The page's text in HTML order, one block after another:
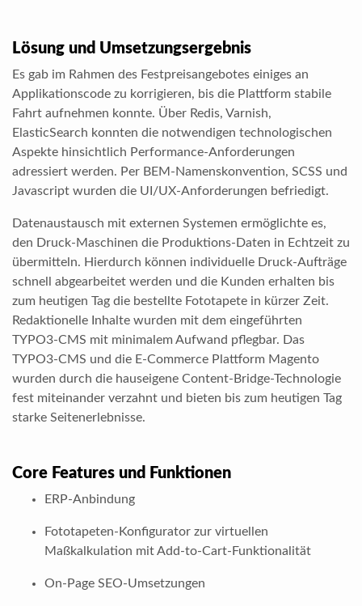
Lösung und Umsetzungsergebnis
Es gab im Rahmen des Festpreisangebotes einiges an
Applikationscode zu korrigieren, bis die Plattform stabile
Fahrt aufnehmen konnte. Über Redis, Varnish,
ElasticSearch konnten die notwendigen technologischen
Aspekte hinsichtlich Performance-Anforderungen
adressiert werden. Per BEM-Namenskonvention, SCSS und
Javascript wurden die UI/UX-Anforderungen befriedigt.
Datenaustausch mit externen Systemen ermöglichte es,
den Druck-Maschinen die Produktions-Daten in Echtzeit zu
übermitteln. Hierdurch können individuelle Druck-Aufträge
schnell abgearbeitet werden und die Kunden erhalten bis
zum heutigen Tag die bestellte Fototapete in kürzer Zeit.
Redaktionelle Inhalte wurden mit dem eingeführten
TYPO3-CMS mit minimalem Aufwand pflegbar. Das
TYPO3-CMS und die E-Commerce Plattform Magento
wurden durch die hauseigene Content-Bridge-Technologie
fest miteinander verzahnt und bieten bis zum heutigen Tag
starke Seitenerlebnisse.
Core Features und Funktionen
ERP-Anbindung
Fototapeten-Konfigurator zur virtuellen
Maßkalkulation mit Add-to-Cart-Funktionalität
On-Page SEO-Umsetzungen